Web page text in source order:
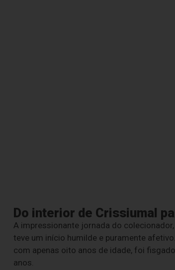
Do interior de Crissiumal
A impressionante jornada do
teve um início humilde e puramente
com apenas oito anos de idade, foi
anos.